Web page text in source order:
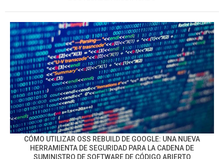
CÓMO UTILIZAR OSS REBUILD DE GOOGLE: UNA NUEVA
HERRAMIENTA DE SEGURIDAD PARA LA CADENA DE
SUMINISTRO DE SOFTWARE DE CÓDIGO ABIERTO